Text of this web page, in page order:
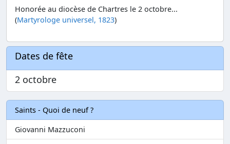
Honorée au diocèse de Chartres le 2 octobre...
(Martyrologe universel, 1823)
Dates de fête
2 octobre
Saints - Quoi de neuf ?
Giovanni Mazzuconi